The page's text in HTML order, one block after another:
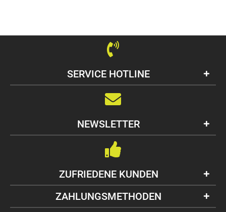
SERVICE HOTLINE
NEWSLETTER
ZUFRIEDENE KUNDEN
ZAHLUNGSMETHODEN